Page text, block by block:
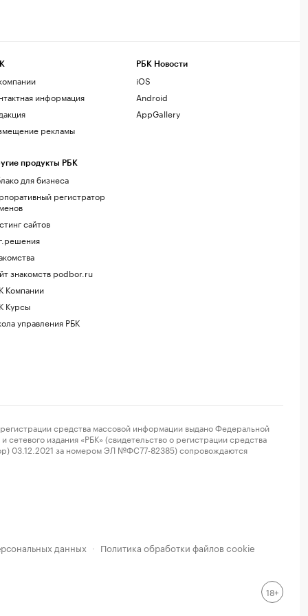
информация
рекламы
продукты РБК
для бизнеса
регистратор
сайтов
знакомств podbor.ru
Компании
Курсы
управления РБК
РБК Новости
iOS
Android
AppGallery
средства массовой информации выдано Федеральной
издания «РБК» (свидетельство о регистрации средства
03.12.2021 за номером ЭЛ №ФС77-82385) сопровождаются
данных · Политика обработки файлов cookie
18+